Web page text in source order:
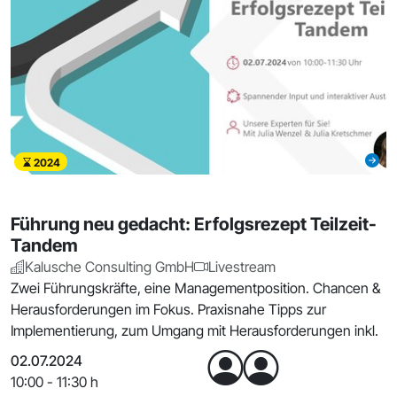
2024
Führung neu gedacht: Erfolgsrezept Teilzeit-
Tandem
Kalusche Consulting GmbH
Livestream
Zwei Führungskräfte, eine Managementposition. Chancen &
Herausforderungen im Fokus. Praxisnahe Tipps zur
Implementierung, zum Umgang mit Herausforderungen inkl.
02.07.2024
10:00 - 11:30 h